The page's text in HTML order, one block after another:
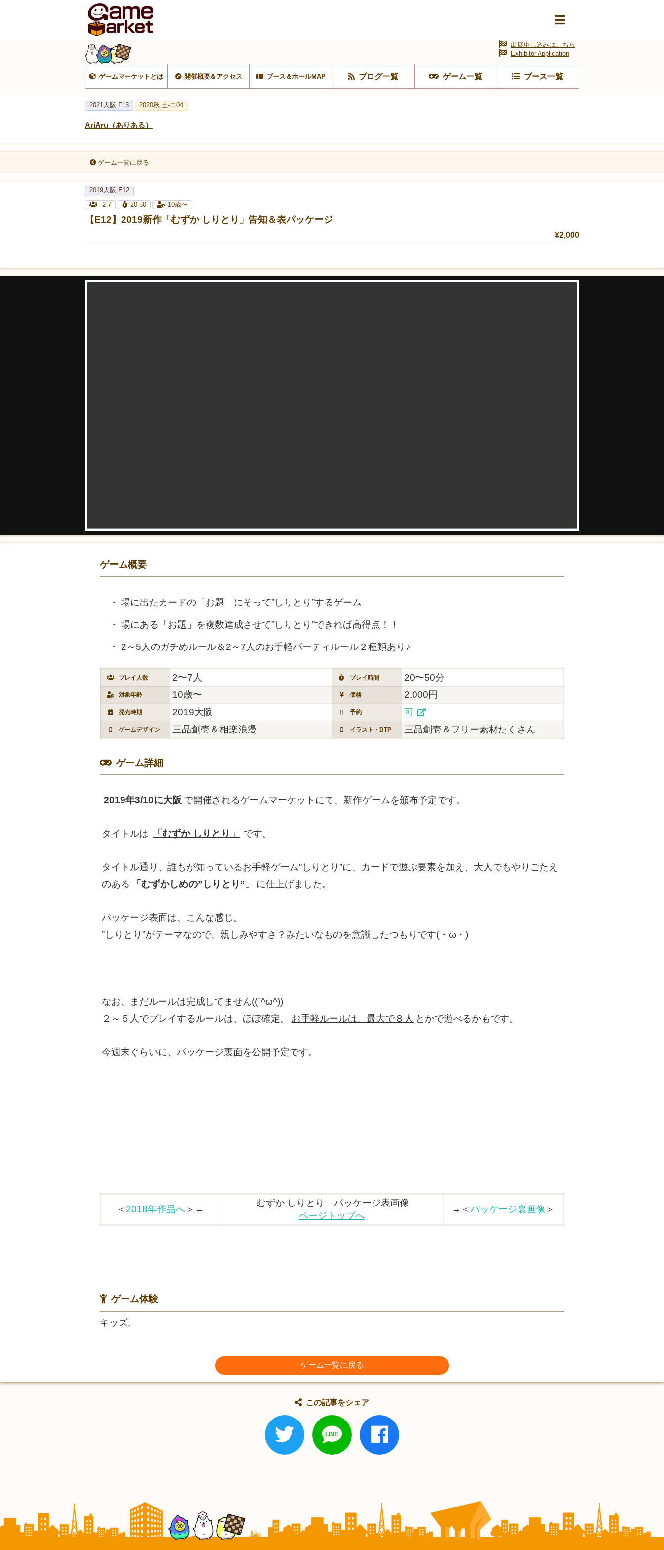
ゲームマーケットとは 開催概要＆アクセス ブース＆ホールMAP ブログ一覧 ゲーム一覧 ブース一覧
出展申し込みはこちら
Exhibitor Application
2021大阪 F13 2020秋 土-エ04
AriAru（ありある）
ゲーム一覧に戻る
2019大阪 E12
2-7
20-50 10歳〜
【E12】2019新作「むずか しりとり」告知＆表パッケージ
¥2,000
ゲーム概要
場に出たカードの「お題」にそって”しりとり”するゲーム
場にある「お題」を複数達成させて”しりとり”できれば高得点！！
2～5人のガチめルール＆2～7人のお手軽パーティルール２種類あり♪
プレイ人数 2〜7人 プレイ時間 20〜50分
対象年齢 10歳〜 価格 2,000円
発売時期 2019大阪 予約 可
ゲームデザイン 三品創壱＆相楽浪漫 イラスト・DTP 三品創壱＆フリー素材たくさん
ゲーム詳細
2019年3/10に大阪 で開催されるゲームマーケットにて、新作ゲームを頒布予定です。
タイトルは 「むずか しりとり」 です。
タイトル通り、誰もが知っているお手軽ゲーム”しりとり”に、カードで遊ぶ要素を加え、大人でもやりごたえ
のある
「むずかしめの”しりとり”」 に仕上げました。
パッケージ表面は、こんな感じ。
”しりとり”がテーマなので、親しみやすさ？みたいなものを意識したつもりです(・ω・)
なお、まだルールは完成してません((´^ω^))
２～５人でプレイするルールは、ほぼ確定。
お手軽ルールは、最大で８人 とかで遊べるかもです。
今週末ぐらいに、パッケージ裏面を公開予定です。
＜ 2018年作品へ ＞←
むずか しりとり パッケージ表画像
ページトップへ
→＜ パッケージ裏画像 ＞
ゲーム体験
キッズ,
ゲーム一覧に戻る
この記事をシェア